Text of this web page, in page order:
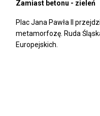
Zamiast betonu - zieleń
Plac Jana Pawła II
metamorfozę. Ruda
Europejskich.